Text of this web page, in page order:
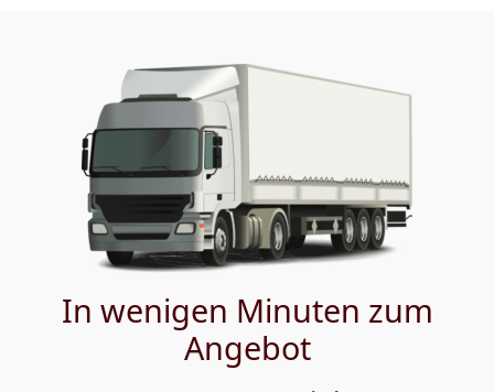
In wenigen Minuten zum
Angebot